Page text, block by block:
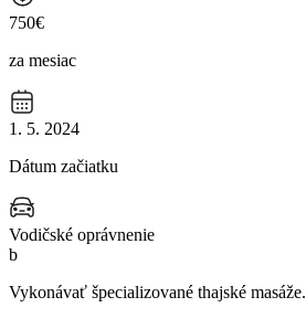
750€
za mesiac
1. 5. 2024
Dátum začiatku
Vodičské oprávnenie
b
Vykonávať špecializované thajské masáže.